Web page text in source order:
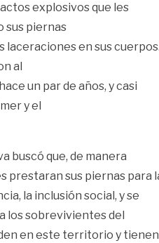
explosivos que les
sus piernas
laceraciones en sus
al
un par de años, y casi
y el
buscó que, de manera
prestaran sus piernas para
la inclusión social, y se
los sobrevivientes del
en este territorio y tienen